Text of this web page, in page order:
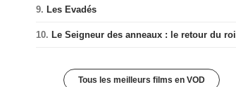
9. Les Evadés
10. Le Seigneur des anneaux : le retour du roi
Tous les meilleurs films en VOD